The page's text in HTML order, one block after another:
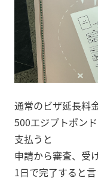
通常のビザ延長料
500エジプトポン
支払うと
申請から審査、受
1日で完了すると言